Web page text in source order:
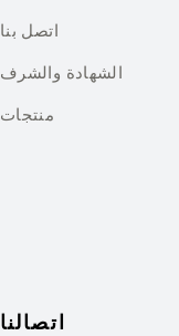
اتصل بنا
الشهادة والشرف
منتجات
اتصالنا